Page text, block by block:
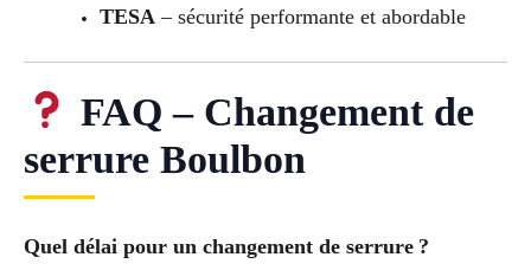
TESA – sécurité performante et abordable
FAQ – Changement de
serrure Boulbon
Quel délai pour un changement de serrure ?